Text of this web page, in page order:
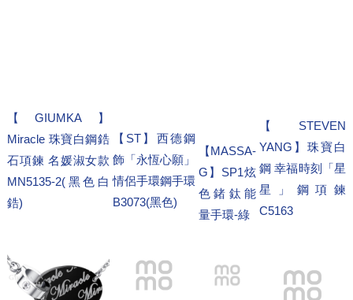
【GIUMKA】
Miracle 珠寶白鋼鋯
石項鍊 名媛淑女款
MN5135-2(黑色白
鋯)
【ST】西德鋼
飾「永恆心願」
情侶手環鋼手環
B3073(黑色)
【MASSA-
G】SP1炫
色鍺鈦能
量手環-綠
【STEVEN
YANG】珠寶白
鋼 幸福時刻「星
星」鋼項鍊
C5163